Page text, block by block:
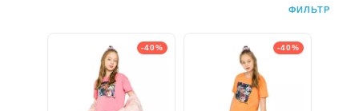
ФИЛЬТР
-40% -40%